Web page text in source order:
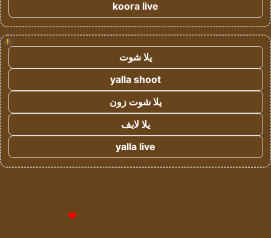
koora live
!
يلا شوت
yalla shoot
يلا شوت زون
يلا لايف
yalla live